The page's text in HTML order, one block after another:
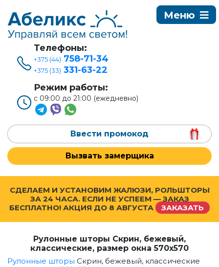
Телефоны:
+375 (44) 758-71-34
+375 (33) 331-63-22
Режим работы:
с 09:00 до 21:00 (ежедневно)
Ввести промокод
Вызвать замерщика
СДЕЛАЕМ И УСТАНОВИМ ЖАЛЮЗИ, РОЛЬШТОРЫ
ЗА 24 ЧАСА. ЕСЛИ НЕ УСПЕЕМ — ЗАКАЗ
БЕСПЛАТНО! АКЦИЯ ДО 8 АВГУСТА ЗАКАЗАТЬ
Рулонные шторы Скрин, бежевый,
классические, размер окна 570x570
Рулонные шторы Скрин, бежевый, классические